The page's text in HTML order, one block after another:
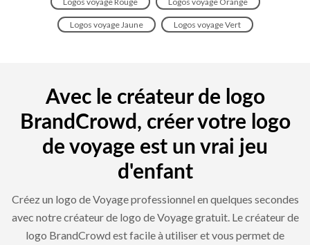
Logos voyage Jaune Logos voyage Vert
Avec le créateur de logo
BrandCrowd, créer votre logo
de voyage est un vrai jeu
d'enfant
Créez un logo de Voyage professionnel en quelques secondes
avec notre créateur de logo de Voyage gratuit. Le créateur de
logo BrandCrowd est facile à utiliser et vous permet de